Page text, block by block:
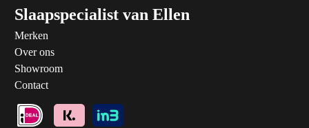
Slaapspecialist van Ellen
Merken
Over ons
Showroom
Contact